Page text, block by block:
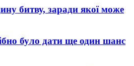
битву, заради якої може
було дати ще один шанс